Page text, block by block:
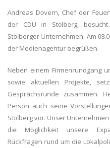
Andreas Dovern, Chef der
der CDU in Stolberg,
Stolberger Unternehmen. Am
der Medienagentur begrüßen.
Neben einem Firmenrundgang
sowie aktuellen Projekte,
Gesprächsrunde zusammen.
Person auch seine
Stolberg vor. Unser
die Möglichkeit unsere
Rückfragen rund um die